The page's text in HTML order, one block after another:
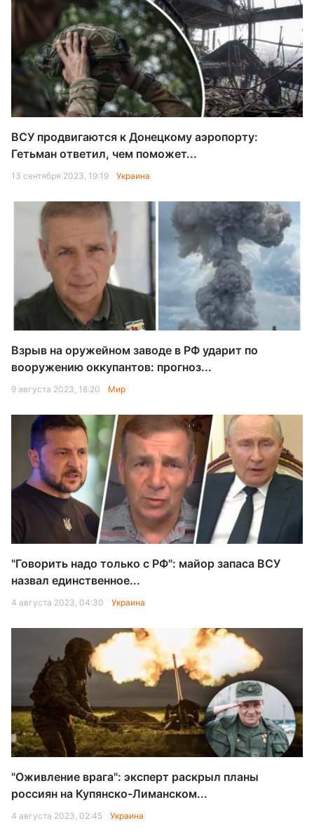
ВСУ продвигаются к Донецкому аэропорту:
Гетьман ответил, чем поможет...
13 сентября 2023, 19:19 Украина
Взрыв на оружейном заводе в РФ ударит по
вооружению оккупантов: прогноз...
9 августа 2023, 18:20 Мир
"Говорить надо только с РФ": майор запаса ВСУ
назвал единственное...
4 августа 2023, 04:30 Украина
"Оживление врага": эксперт раскрыл планы
россиян на Купянско-Лиманском...
4 августа 2023, 02:45 Украина